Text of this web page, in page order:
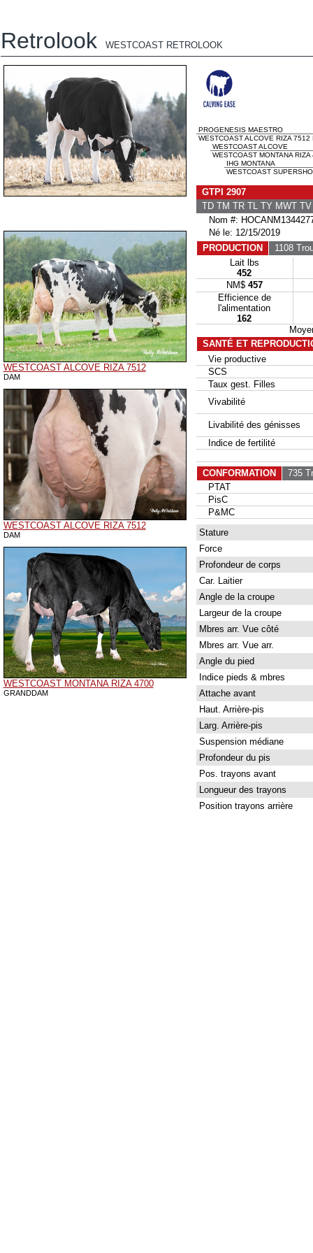
Retrolook WESTCOAST RETROLOOK
WESTCOAST ALCOVE RIZA 7512
DAM
WESTCOAST ALCOVE RIZA 7512
DAM
WESTCOAST MONTANA RIZA 4700
GRANDDAM
PROGENESIS MAESTRO
WESTCOAST ALCOVE RIZA 7512
WESTCOAST ALCOVE
WESTCOAST MONTANA
IHG MONTANA
WESTCOAST
GTPI 2907
TD TM TR TL TY MWT
Nom #:
Né le: 12/15/2019
PRODUCTION
1108
Lait lbs
452
NM$ 457
Efficience de
l'alimentation
162
SANTÉ ET
Vie productive
SCS
Taux gest. Filles
Vivabilité
Livabilité des génisses
Indice de fertilité
CONFORMATION
735
PTAT
PisC
P&MC
Stature
Force
Profondeur de corps
Car. Laitier
Angle de la croupe
Largeur de la croupe
Mbres arr. Vue côté
Mbres arr. Vue arr.
Angle du pied
Indice pieds & mbres
Attache avant
Haut. Arrière-pis
Larg. Arrière-pis
Suspension médiane
Profondeur du pis
Pos. trayons avant
Longueur des trayons
Position trayons arrière